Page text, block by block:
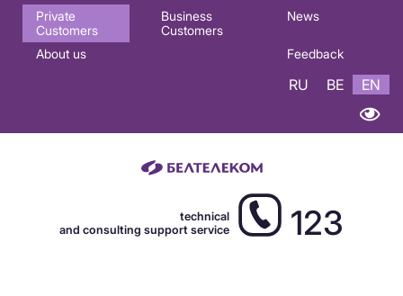
Основная
навигация
Private
Customers
Business
Customers
News
About us Feedback
RU BE EN
technical
and consulting support service
123